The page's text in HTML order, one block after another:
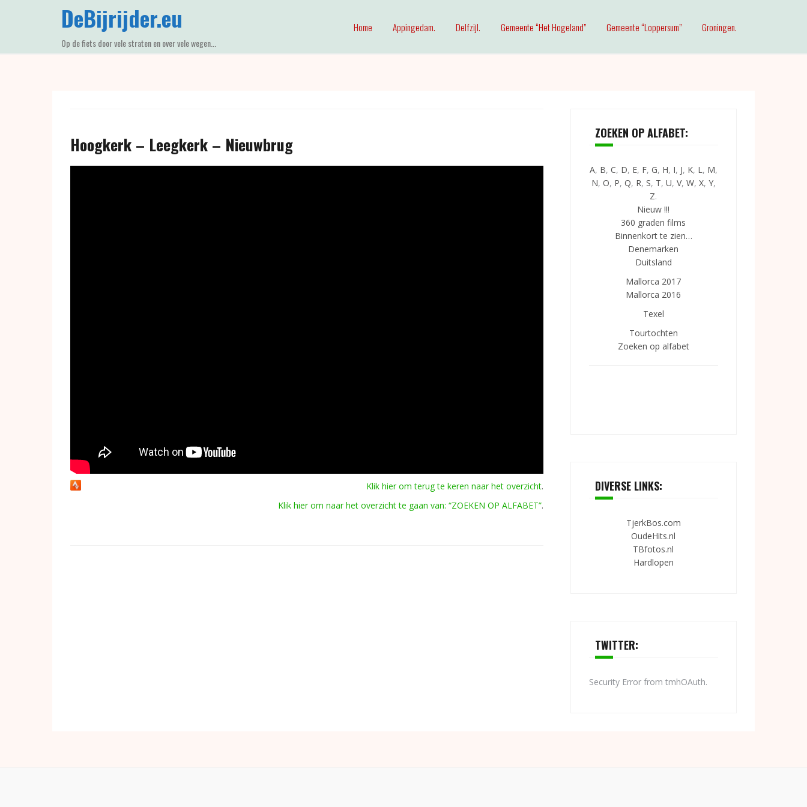
DeBijrijder.eu
Op de fiets door vele straten en over vele wegen...
Home Appingedam. Delfzijl. Gemeente “Het Hogeland” Gemeente “Loppersum” Groningen.
Hoogkerk – Leegkerk – Nieuwbrug
Klik hier om terug te keren naar het overzicht.
Klik hier om naar het overzicht te gaan van: “ZOEKEN OP ALFABET”.
ZOEKEN OP ALFABET:
A, B, C, D, E, F, G, H, I, J, K, L, M,
N, O, P, Q, R, S, T, U, V, W, X, Y,
Z.
Nieuw !!!
360 graden films
Binnenkort te zien…
Denemarken
Duitsland
Mallorca 2017
Mallorca 2016
Texel
Tourtochten
Zoeken op alfabet
DIVERSE LINKS:
TjerkBos.com
OudeHits.nl
TBfotos.nl
Hardlopen
TWITTER:
Security Error from tmhOAuth.